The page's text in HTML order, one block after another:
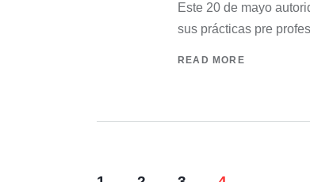
Este 20 de mayo
sus prácticas pre
READ MORE